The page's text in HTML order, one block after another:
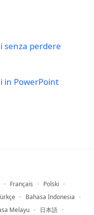
senza perdere
in PowerPoint
Français
Polski
Bahasa Indonesia
Melayu
日本語